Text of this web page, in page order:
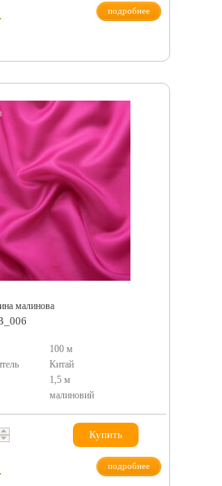
подробнее
малинова
100 м
Китай
1,5 м
малиновий
Купить
подробнее